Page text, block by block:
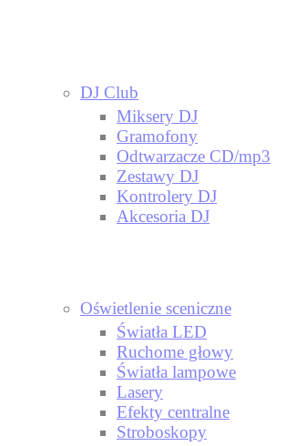
DJ Club
Miksery DJ
Gramofony
Odtwarzacze CD/mp3
Zestawy DJ
Kontrolery DJ
Akcesoria DJ
Oświetlenie sceniczne
Światła LED
Ruchome głowy
Światła lampowe
Lasery
Efekty centralne
Stroboskopy